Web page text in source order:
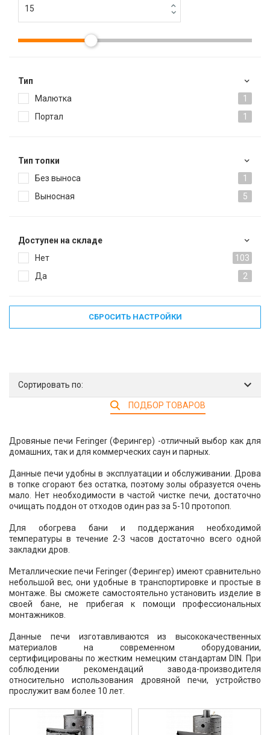
Тип
Малютка
1
Портал
1
Тип топки
Без выноса
1
Выносная
5
Доступен на складе
Нет
103
Да
2
СБРОСИТЬ НАСТРОЙКИ
Сортировать по:
ПОДБОР ТОВАРОВ
Дровяные печи Feringer (Ферингер) -отличный выбор как для
домашних, так и для коммерческих саун и парных.
Данные печи удобны в эксплуатации и обслуживании. Дрова
в топке сгорают без остатка, поэтому золы образуется очень
мало. Нет необходимости в частой чистке печи, достаточно
очищать поддон от отходов один раз за 5-10 протопоп.
Для обогрева бани и поддержания необходимой
температуры в течение 2-3 часов достаточно всего одной
закладки дров.
Металлические печи Feringer (Ферингер) имеют сравнительно
небольшой вес, они удобные в транспортировке и простые в
монтаже. Вы сможете самостоятельно установить изделие в
своей бане, не прибегая к помощи профессиональных
монтажников.
Данные печи изготавливаются из высококачественных
материалов на современном оборудовании,
сертифицированы по жестким немецким стандартам DIN. При
соблюдении рекомендаций завода-производителя
относительно использования дровяной печи, устройство
прослужит вам более 10 лет.